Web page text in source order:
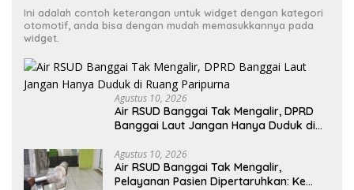
Ini adalah contoh keterangan untuk widget dengan kategori
otomotif, anda bisa dengan mudah memasukkannya pada
widget.
Agustus 10, 2026
Air RSUD Banggai Tak Mengalir, DPRD
Banggai Laut Jangan Hanya Duduk di
Agustus 10, 2026
Air RSUD Banggai Tak Mengalir,
Pelayanan Pasien Dipertaruhkan: Ke